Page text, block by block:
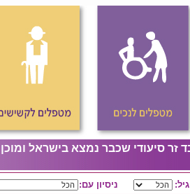
זר סיעודי שכבר נמצא בישראל
גיל: ניסיון עם: